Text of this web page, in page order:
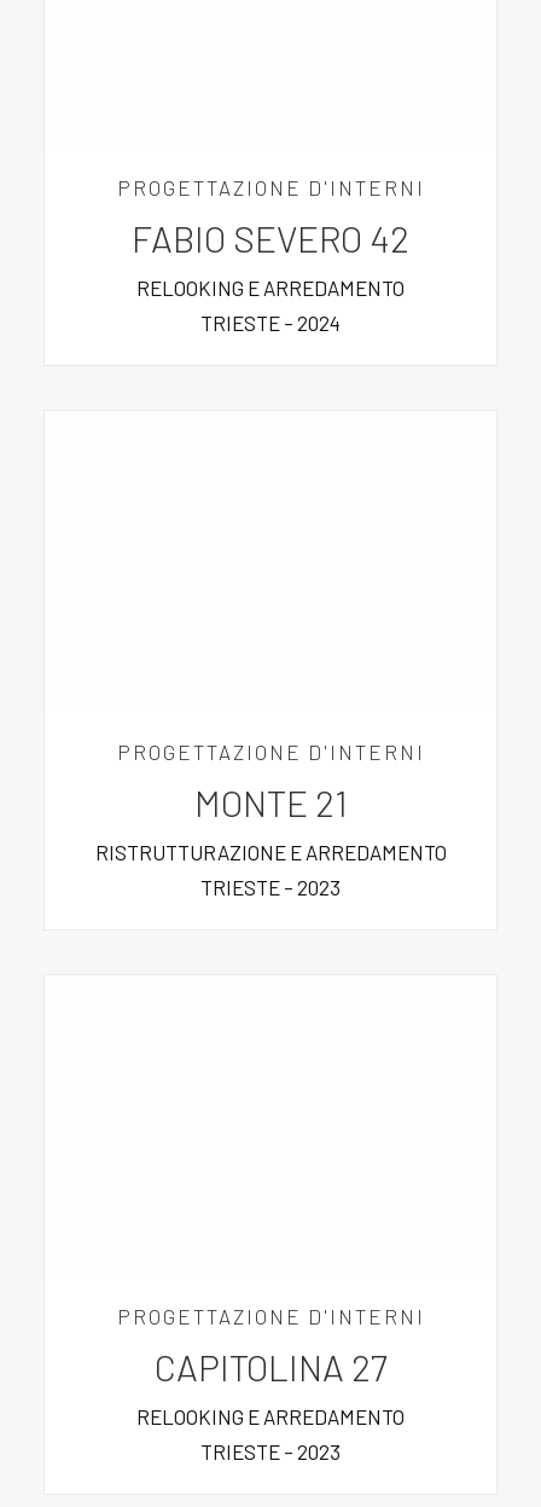
PROGETTAZIONE D'INTERNI
FABIO SEVERO 42
RELOOKING E ARREDAMENTO
TRIESTE – 2024
PROGETTAZIONE D'INTERNI
MONTE 21
RISTRUTTURAZIONE E ARREDAMENTO
TRIESTE – 2023
PROGETTAZIONE D'INTERNI
CAPITOLINA 27
RELOOKING E ARREDAMENTO
TRIESTE – 2023